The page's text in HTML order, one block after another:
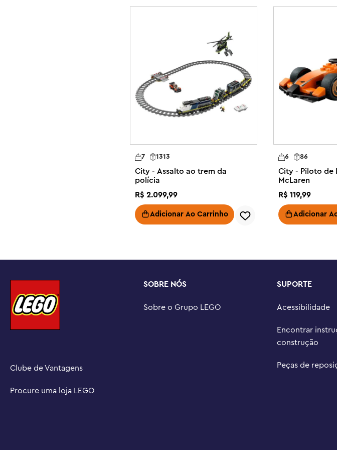
progresso enquanto constroem.
Os conjuntos LEGO City oferecem aventuras de construção e brincadeira repletas de
para diversão criativa sem limites. Adicione este conjunto de brinquedo policial a
(vendidos separadamente) da linha LEGO City para aventuras ainda maiores! O
Brinquedo de garagem de carros de heróis da polícia LEGO® City - Ação policial em
os terrenos aguarda com a Garagem de Carros de Polícia Personalizada LEGO City para
heróis da vida real com 6 anos ou mais
de minifiguras de chefe de polícia, motorista e 2 mecânicos.
plataforma giratória da oficina e adicionar acessórios personalizados para
Acessórios para minifiguras – Este conjunto de brinquedos policiais vem com
LEGO® divertidos, incluindo uma chave inglesa, um martelo, algemas, um donut e uma
aniversário para crianças a partir dos 6 anos.
este conjunto LEGO® City a outros (vendidos separadamente) da linha
Sua cidade sem limites – LEGO® City é um lugar onde as crianças podem dar asas à sua
imaginação sem limites, com veículos, estruturas e personagens de brinquedo que as
Dimensões – A garagem neste conjunto LEGO® City Police de 489 peças mede mais de
1313
7
City - Assalto ao trem da
polícia
R$ 2.099,99
Adicionar Ao Carrinho
86
6
City - Piloto de
McLaren
R$ 119,99
Adicionar
Clube de Vantagens
Procure uma loja LEGO
SOBRE NÓS
Sobre o Grupo LEGO
SUPORTE
Acessibilidade
Encontrar
construção
Peças de